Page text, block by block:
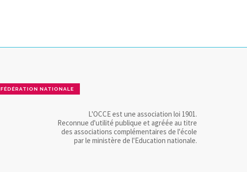
FÉDÉRATION NATIONALE
L'OCCE est une association loi 1901.
Reconnue d'utilité publique et agréée au titre
des associations complémentaires de l'école
par le ministère de l'Education nationale.